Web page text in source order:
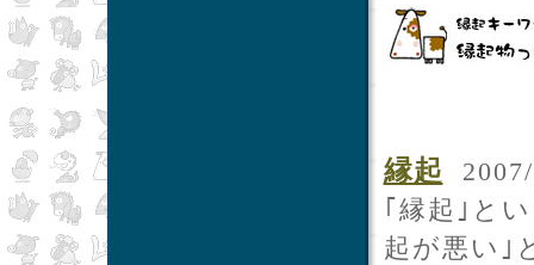
縁起
｢縁起｣と
起が悪い｣